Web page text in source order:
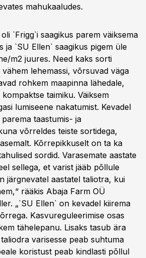
mahukaaludes.
`Frigg`i saagikus parem väiksema
ja `SU Ellen` saagikus pigem üle
m2 juures. Need kaks sorti
vähem lehemassi, võrsuvad väga
rohkem maapinna lähedale,
taimiku. Väiksem
lumiseene nakatumist. Kevadel
taastumis- ja
võrreldes teiste sortidega,
Kõrrepikkuselt on ta ka
sordid. Varasemate aastate
sellega, et varist jääb põllule
järgnevatel aastatel taliotra, kui
rääkis Abaja Farm OÜ
„`SU Ellen` on kevadel kiirema
Kasvureguleerimise osas
tähelepanu. Lisaks tasub ära
varisesse peab suhtuma
koristust peab kindlasti põllul